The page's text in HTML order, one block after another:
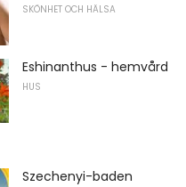
SKÖNHET OCH HÄLSA
Eshinanthus - hemvård
HUS
Szechenyi-baden